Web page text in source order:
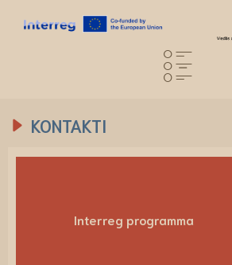
KONTAKTI
Interreg programma